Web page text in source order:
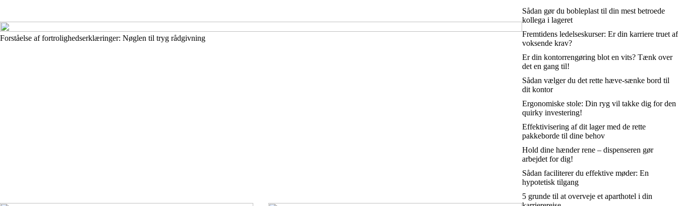
Forståelse af fortrolighedserklæringer: Nøglen til tryg rådgivning
Sådan gør du bobleplast til din mest betroede
kollega i lageret
Fremtidens ledelseskurser: Er din karriere truet af
voksende krav?
Er din kontorrengøring blot en vits? Tænk over
det en gang til!
Sådan vælger du det rette hæve-sænke bord til
dit kontor
Ergonomiske stole: Din ryg vil takke dig for den
quirky investering!
Effektivisering af dit lager med de rette
pakkeborde til dine behov
Hold dine hænder rene – dispenseren gør
arbejdet for dig!
Sådan faciliterer du effektive møder: En
hypotetisk tilgang
5 grunde til at overveje et aparthotel i din